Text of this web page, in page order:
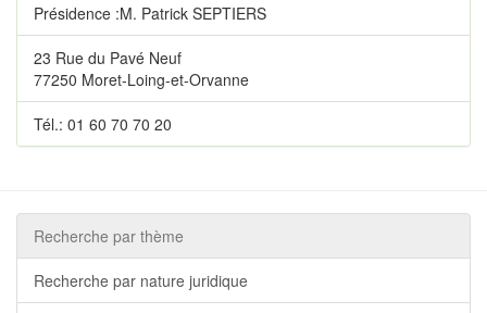
Présidence :M. Patrick SEPTIERS
23 Rue du Pavé Neuf
77250 Moret-Loing-et-Orvanne
Tél.: 01 60 70 70 20
Recherche par thème
Recherche par nature juridique